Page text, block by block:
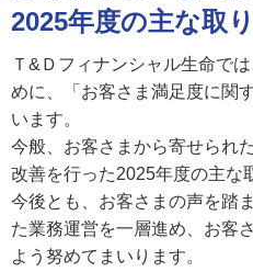
2025年度の主な取
Ｔ&Ｄフィナンシャル生命で
めに、「お客さま満足度に関
います。
今般、お客さまから寄せられ
改善を行った2025年度の主な
今後とも、お客さまの声を踏
た業務運営を一層進め、お客
よう努めてまいります。